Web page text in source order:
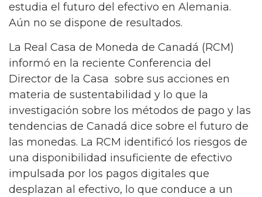
estudia el futuro del efectivo en Alemania.
Aún no se dispone de resultados.
La Real Casa de Moneda de Canadá (RCM)
informó en la reciente Conferencia del
Director de la Casa sobre sus acciones en
materia de sustentabilidad y lo que la
investigación sobre los métodos de pago y las
tendencias de Canadá dice sobre el futuro de
las monedas. La RCM identificó los riesgos de
una disponibilidad insuficiente de efectivo
impulsada por los pagos digitales que
desplazan al efectivo, lo que conduce a un